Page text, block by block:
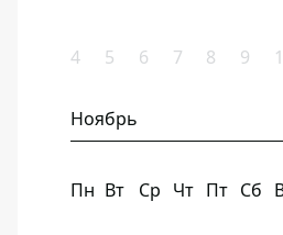
4 5 6 7 8 9
Ноябрь
Пн Вт Ср Чт Пт Сб